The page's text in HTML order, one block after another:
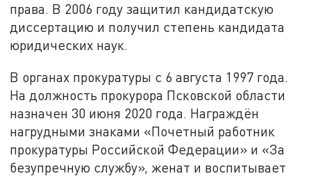
права. В 2006 году защитил кандидатскую
диссертацию и получил степень кандидата
юридических наук.
В органах прокуратуры с 6 августа 1997 года.
На должность прокурора Псковской области
назначен 30 июня 2020 года. Награждён
нагрудными знаками «Почетный работник
прокуратуры Российской Федерации» и «За
безупречную службу», женат и воспитывает